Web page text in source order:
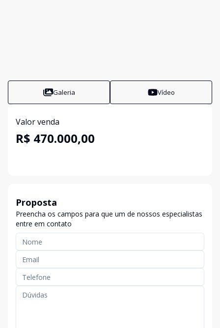
Galeria Vídeo
Valor venda
R$ 470.000,00
Proposta
Preencha os campos para que um de nossos especialistas
entre em contato